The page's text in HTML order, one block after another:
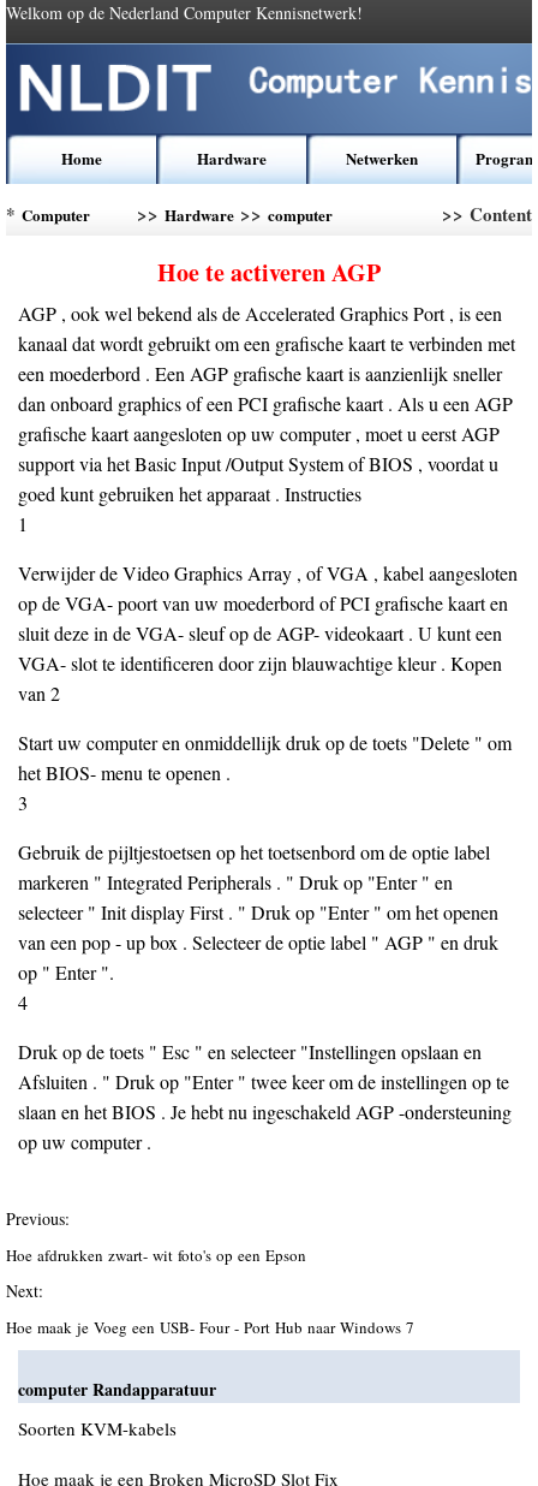
Welkom op de Nederland Computer Kennisnetwerk!
Home Hardware Netwerken
* Computer
>>Hardware >>computer
>> Content
Hoe te activeren AGP
AGP , ook wel bekend als de Accelerated Graphics Port , is een
kanaal dat wordt gebruikt om een grafische kaart te verbinden met
een moederbord . Een AGP grafische kaart is aanzienlijk sneller
dan onboard graphics of een PCI grafische kaart . Als u een AGP
grafische kaart aangesloten op uw computer , moet u eerst AGP
support via het Basic Input /Output System of BIOS , voordat u
goed kunt gebruiken het apparaat . Instructies
1
Verwijder de Video Graphics Array , of VGA , kabel aangesloten
op de VGA- poort van uw moederbord of PCI grafische kaart en
sluit deze in de VGA- sleuf op de AGP- videokaart . U kunt een
VGA- slot te identificeren door zijn blauwachtige kleur . Kopen
van 2
Start uw computer en onmiddellijk druk op de toets "Delete " om
het BIOS- menu te openen .
3
Gebruik de pijltjestoetsen op het toetsenbord om de optie label
markeren " Integrated Peripherals . " Druk op "Enter " en
selecteer " Init display First . " Druk op "Enter " om het openen
van een pop - up box . Selecteer de optie label " AGP " en druk
op " Enter ".
4
Druk op de toets " Esc " en selecteer "Instellingen opslaan en
Afsluiten . " Druk op "Enter " twee keer om de instellingen op te
slaan en het BIOS . Je hebt nu ingeschakeld AGP -ondersteuning
op uw computer .
Previous:
Hoe afdrukken zwart- wit foto's op een Epson
Next:
Hoe maak je Voeg een USB- Four - Port Hub naar Windows 7
computer Randapparatuur
Soorten KVM-kabels
Hoe maak je een Broken MicroSD Slot Fix